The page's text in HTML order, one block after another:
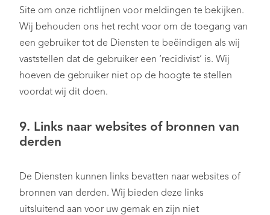
Site om onze richtlijnen voor meldingen te bekijken.
Wij behouden ons het recht voor om de toegang van
een gebruiker tot de Diensten te beëindigen als wij
vaststellen dat de gebruiker een ‘recidivist’ is. Wij
hoeven de gebruiker niet op de hoogte te stellen
voordat wij dit doen.
9. Links naar websites of bronnen van
derden
De Diensten kunnen links bevatten naar websites of
bronnen van derden. Wij bieden deze links
uitsluitend aan voor uw gemak en zijn niet